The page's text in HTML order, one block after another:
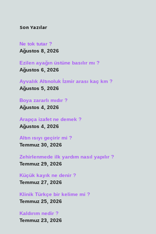
Son Yazılar
Ne tok tutar ?
Ağustos 8, 2026
Ezilen ayağın üstüne basılır mı ?
Ağustos 6, 2026
Ayvalık Altınoluk İzmir arası kaç km ?
Ağustos 5, 2026
Boya zararlı mıdır ?
Ağustos 4, 2026
Arapça izafet ne demek ?
Ağustos 4, 2026
Altın ısıyı geçirir mi ?
Temmuz 30, 2026
Zehirlenmede ilk yardım nasıl yapılır ?
Temmuz 29, 2026
Küçük kayık ne denir ?
Temmuz 27, 2026
Klinik Türkçe bir kelime mi ?
Temmuz 25, 2026
Kaldırım nedir ?
Temmuz 23, 2026